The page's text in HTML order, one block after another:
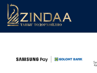
ТВ8